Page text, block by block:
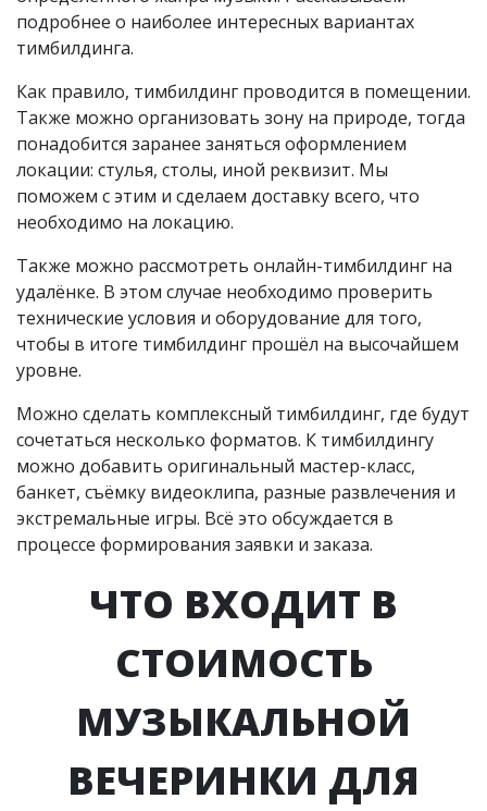
подробнее о наиболее интересных вариантах
тимбилдинга.
Как правило, тимбилдинг проводится в помещении.
Также можно организовать зону на природе, тогда
понадобится заранее заняться оформлением
локации: стулья, столы, иной реквизит. Мы
поможем с этим и сделаем доставку всего, что
необходимо на локацию.
Также можно рассмотреть онлайн-тимбилдинг на
удалёнке. В этом случае необходимо проверить
технические условия и оборудование для того,
чтобы в итоге тимбилдинг прошёл на высочайшем
уровне.
Можно сделать комплексный тимбилдинг, где будут
сочетаться несколько форматов. К тимбилдингу
можно добавить оригинальный мастер-класс,
банкет, съёмку видеоклипа, разные развлечения и
экстремальные игры. Всё это обсуждается в
процессе формирования заявки и заказа.
ЧТО ВХОДИТ В
СТОИМОСТЬ
МУЗЫКАЛЬНОЙ
ВЕЧЕРИНКИ ДЛЯ